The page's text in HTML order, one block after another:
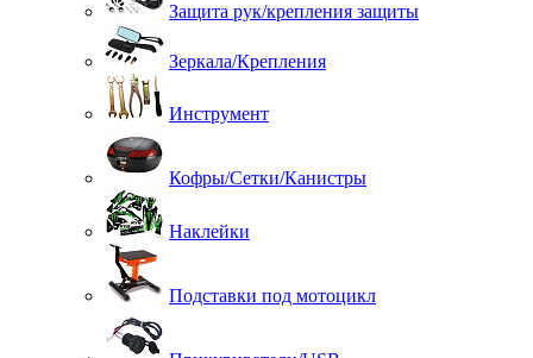
Защита рук/крепления защиты
Зеркала/Крепления
Инструмент
Кофры/Сетки/Канистры
Наклейки
Подставки под мотоцикл